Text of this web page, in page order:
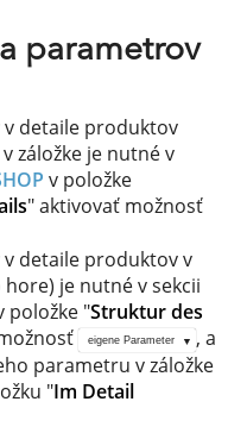
parametrov
detaile produktov
záložke je nutné v
v položke
" aktivovať možnosť
detaile produktov v
je nutné v sekcii
položke "Struktur des
eigene Parameter
, a
parametru v záložke
"Im Detail